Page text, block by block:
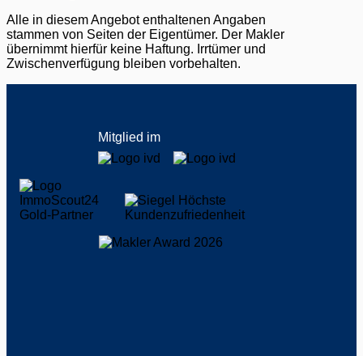
Alle in diesem Angebot enthaltenen Angaben
stammen von Seiten der Eigentümer. Der Makler
übernimmt hierfür keine Haftung. Irrtümer und
Zwischenverfügung bleiben vorbehalten.
Mitglied im